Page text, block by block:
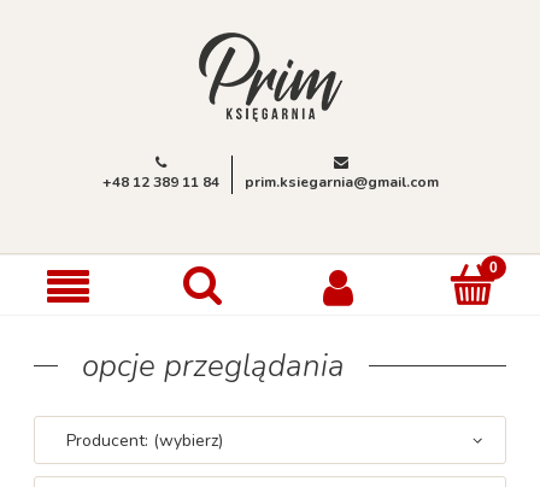
+48 12 389 11 84 prim.ksiegarnia@gmail.com
opcje przeglądania
Producent: (wybierz)